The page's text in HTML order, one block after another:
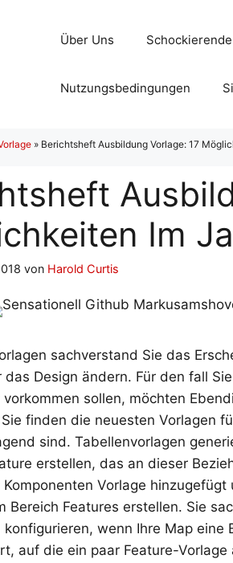
Über Uns
Nutzungsbedingungen
» Berichtsheft Ausbildung Vorlage: 17
Im
von Harold Curtis
sachverstand Sie das
das Design ändern. Für den fall
sollen, möchten
finden die neuesten Vorlagen
sind. Tabellenvorlagen
erstellen, das an dieser
Vorlage
Bereich Features erstellen. Sie
wenn Ihre Map
auf die ein paar Feature-